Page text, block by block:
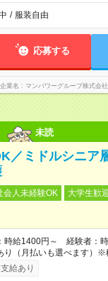
/ 服装自由
応募する
業名 マンパワーグループ株式会社
未読
／ミドルシニア
会人未経験OK 大学生歓
時給1400円～ 経験者：
り（月払いも選べます）※
いとなります。
給あり